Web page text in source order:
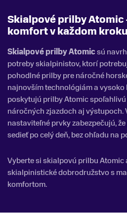
Skialpové prilby Atomic
komfort v každom kroku
Skialpové prilby Atomicsú
potreby skialpinistov, ktorí
pohodlné prilby pre náročné
najnovším technológiám a
poskytujú prilby Atomic
náročných zjazdoch aj výstupoch.
nastaviteľné prvky zabezpečujú,
sedieť po celý deň, bez ohľadu na
Vyberte si skialpovú prilbu Atomic
skialpinistické dobrodružstvo s
komfortom.